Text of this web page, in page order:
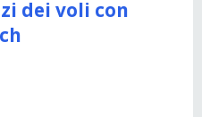
dei voli con